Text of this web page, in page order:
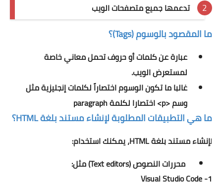
تدعمها جميع متصفحات الويب
ما المقصود بالوسوم (Tags)؟
عبارة عن كلمات أو حروف تحمل معاني خاصة
لمستعرض الويب.
غالبا ما تكون الوسوم اختصاراً لكلمات إنجليزية مثل
وسم <p> اختصارا لكلمة paragraph
ما هي التطبيقات المطلوبة لإنشاء مستند بلغة HTML؟
لإنشاء مستند بلغة HTML، يمكنك استخدام:
محررات النصوص (Text editors) مثل:
1- Visual Studio Code